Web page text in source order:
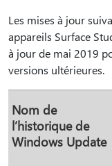
Les mises à jour
appareils Surface
à jour de mai 2019
versions ultérieures.
Nom de
l’historique de
Windows Update